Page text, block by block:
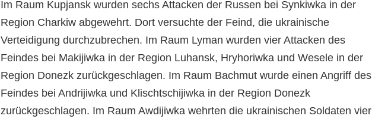
Im Raum Kupjansk wurden sechs Attacken der Russen bei Synkiwka in der
Region Charkiw abgewehrt. Dort versuchte der Feind, die ukrainische
Verteidigung durchzubrechen. Im Raum Lyman wurden vier Attacken des
Feindes bei Makijiwka in der Region Luhansk, Hryhoriwka und Wesele in der
Region Donezk zurückgeschlagen. Im Raum Bachmut wurde einen Angriff des
Feindes bei Andrijiwka und Klischtschijiwka in der Region Donezk
zurückgeschlagen. Im Raum Awdijiwka wehrten die ukrainischen Soldaten vier